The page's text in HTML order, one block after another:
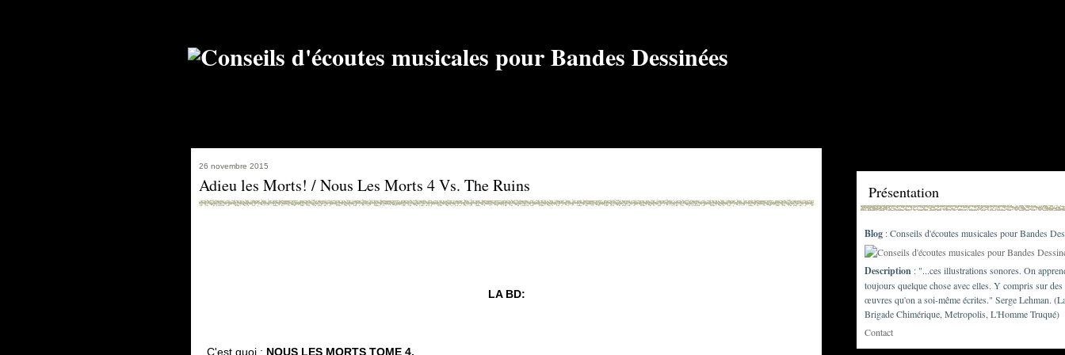
26 novembre 2015
Adieu les Morts! / Nous Les Morts 4 Vs. The Ruins
LA BD:
C'est quoi : NOUS LES MORTS TOME 4.
Présentation
Blog : Conseils d'écoutes musicales pour Bandes
Description : "...ces illustrations sonores. On
toujours quelque chose avec elles. Y compris sur des
œuvres qu'on a soi-même écrites." Serge Lehman.
Brigade Chimérique, Metropolis, L'Homme Truqué)
Contact